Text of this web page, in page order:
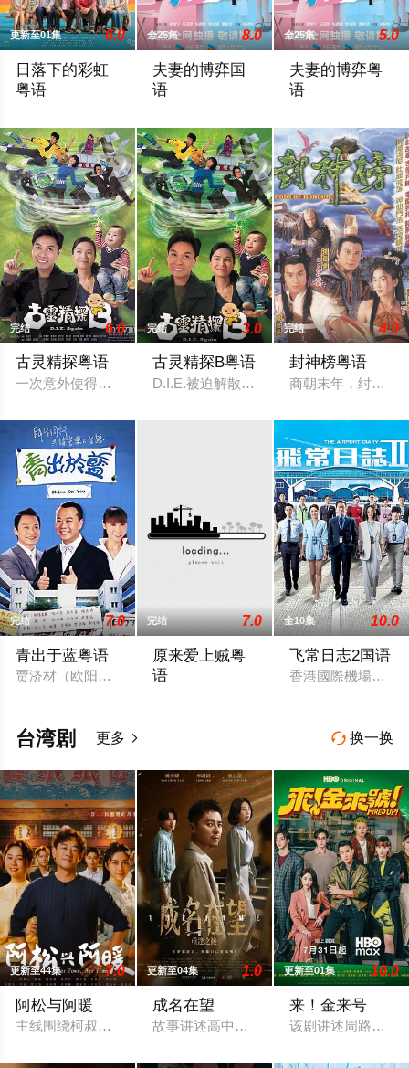
更新至01集 6.0
日落下的彩虹
粤语
全25集 8.0
夫妻的博弈国
语
全25集 5.0
夫妻的博弈粤
语
完结 6.0
古灵精探粤语
一次意外使得干探于子朗（郭晋安 饰）具有了通灵的能力，能
完结 3.0
古灵精探B粤语
D.I.E.被迫解散，原组员都重返原先的工
完结 4.0
封神榜粤语
商朝末年，纣王无
完结 7.0
青出于蓝粤语
贾济材（欧阳震华 饰）本是一名商界精英，但受老板所托极不
完结 7.0
原来爱上贼粤
语
全10集 10.0
飞常日志2国语
香港國際機場繁忙
 换一换
台湾剧 更多 
更新至44集 7.0
阿松与阿暖
主线围绕柯叔元与韩瑜饰演的"离婚夫妻"阿松、阿芬展开，两人
更新至04集 1.0
成名在望
故事讲述高中好友陈志伟（李国毅 饰）
更新至01集 10.0
来！金来号
该剧讲述周路勇（